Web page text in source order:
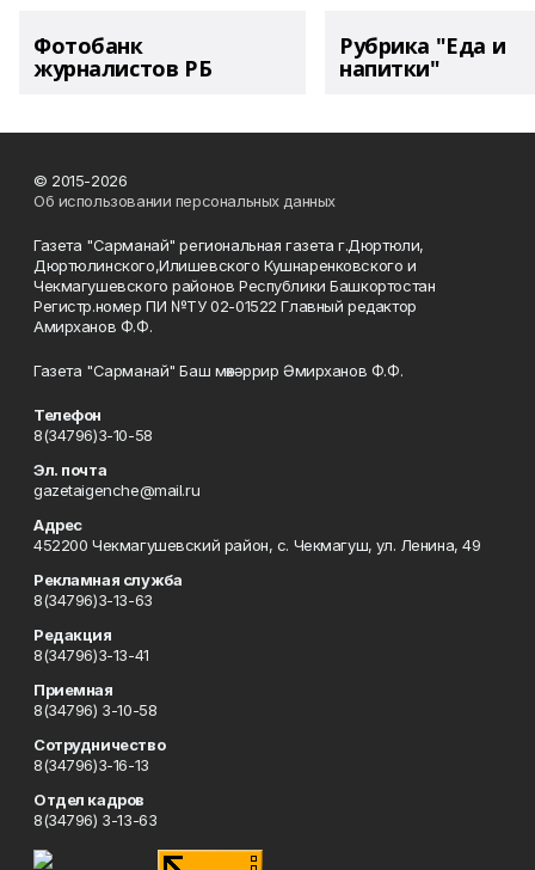
Фотобанк
журналистов РБ
Рубрика "Еда и
напитки"
© 2015-2026
Об использовании персональных данных
Газета "Сарманай" региональная газета г.Дюртюли,
Дюртюлинского,Илишевского Кушнаренковского и
Чекмагушевского районов Республики Башкортостан
Регистр.номер ПИ №ТУ 02-01522 Главный редактор
Амирханов Ф.Ф.
Газета "Сарманай" Баш мөхәррир Әмирханов Ф.Ф.
Телефон
8(34796)3-10-58
Эл. почта
gazetaigenche@mail.ru
Адрес
452200 Чекмагушевский район, с. Чекмагуш, ул. Ленина, 49
Рекламная служба
8(34796)3-13-63
Редакция
8(34796)3-13-41
Приемная
8(34796) 3-10-58
Сотрудничество
8(34796)3-16-13
Отдел кадров
8(34796) 3-13-63